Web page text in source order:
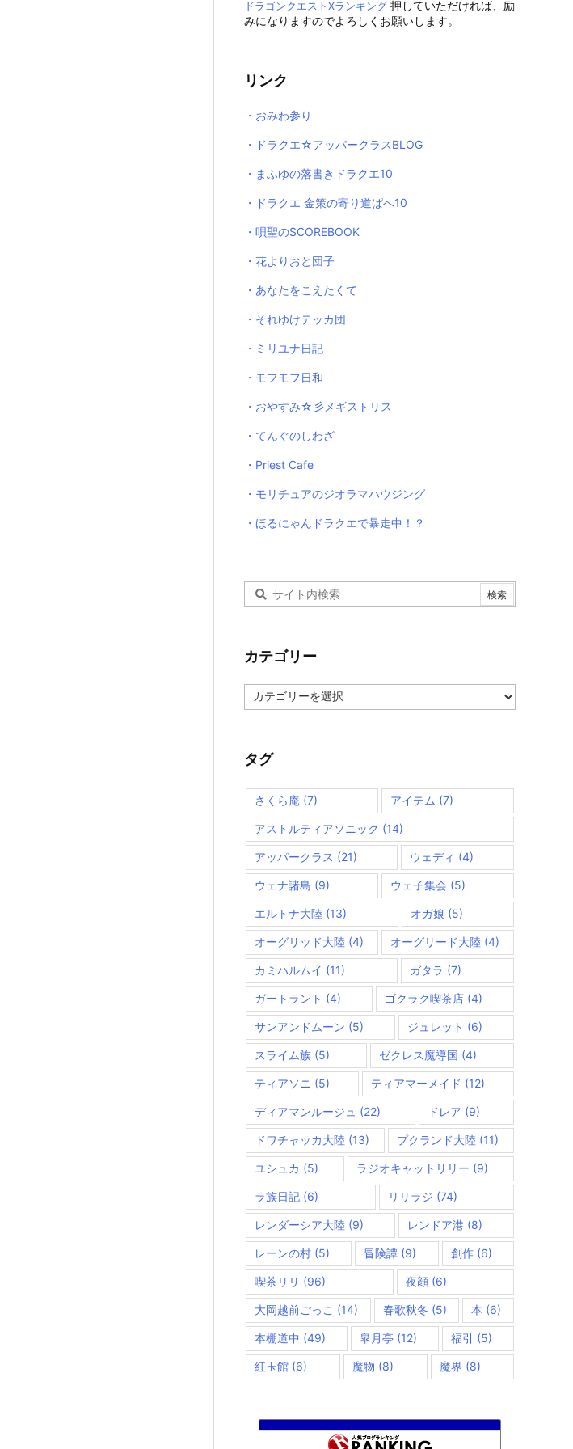
ドラゴンクエストXランキング 押していただければ、励
みになりますのでよろしくお願いします。
リンク
・おみわ参り
・ドラクエ☆アッパークラスBLOG
・まふゆの落書きドラクエ10
・ドラクエ 金策の寄り道ぱへ10
・唄聖のSCOREBOOK
・花よりおと団子
・あなたをこえたくて
・それゆけテッカ団
・ミリユナ日記
・モフモフ日和
・おやすみ☆彡メギストリス
・てんぐのしわざ
・Priest Cafe
・モリチュアのジオラマハウジング
・ほるにゃんドラクエで暴走中！？
カテゴリー
テ
ー
タグ
さくら庵 (7) アイテム (7)
アストルティアソニック (14)
アッパークラス (21) ウェディ (4)
ウェナ諸島 (9) ウェ子集会 (5)
エルトナ大陸 (13) オガ娘 (5)
オーグリッド大陸 (4) オーグリード大陸 (4)
カミハルムイ (11) ガタラ (7)
ガートラント (4) ゴクラク喫茶店 (4)
サンアンドムーン (5) ジュレット (6)
スライム族 (5) ゼクレス魔導国 (4)
ティアソニ (5) ティアマーメイド (12)
ディアマンルージュ (22) ドレア (9)
ドワチャッカ大陸 (13) プクランド大陸 (11)
ユシュカ (5) ラジオキャットリリー (9)
ラ族日記 (6) リリラジ (74)
レンダーシア大陸 (9) レンドア港 (8)
レーンの村 (5) 冒険譚 (9) 創作(6)
喫茶リリ (96) 夜顔(6)
大岡越前ごっこ (14) 春歌秋冬 (5) 本 (6)
本棚道中 (49) 皐月亭 (12) 福引 (5)
紅玉館 (6) 魔物 (8) 魔界 (8)